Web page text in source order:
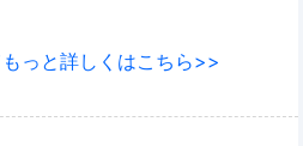
っと詳しくはこちら>>